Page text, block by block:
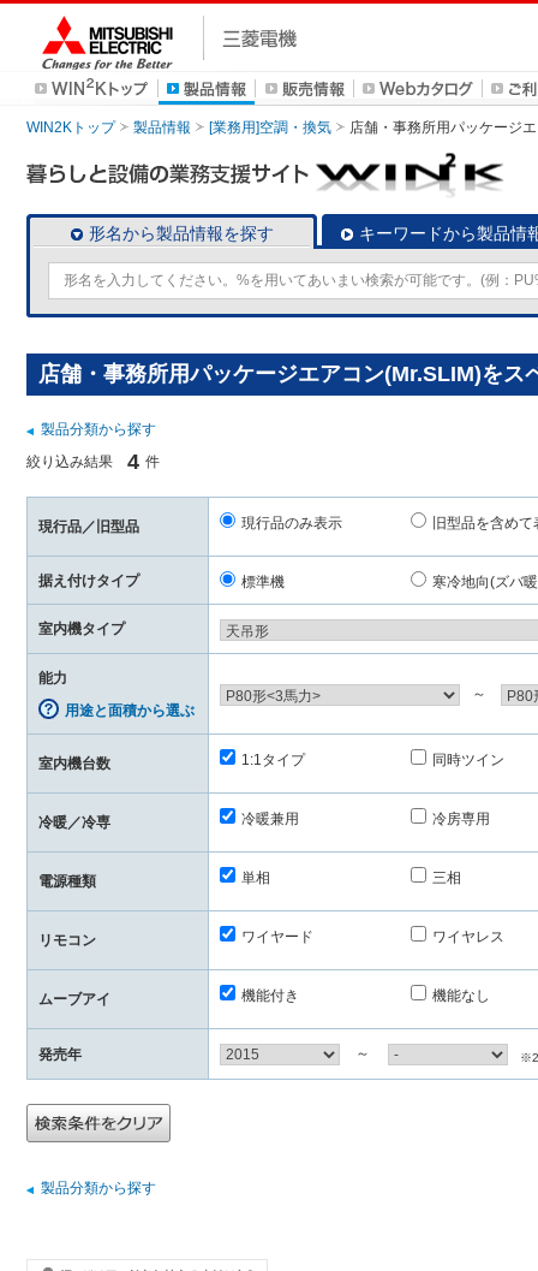
WIN2Kトップ 製品情報 [業務用]空調・換気 店舗・事務所用パッケージ
形名から製品情報を探す キーワードから製品情
店舗・事務所用パッケージエアコン(Mr.SLIM)をス
製品分類から探す
絞り込み結果
4 件
現行品／旧型品 現行品のみ表示 旧型品を含めて
据え付けタイプ 標準機 寒冷地向(ズバ
室内機タイプ
能力
用途と面積から選ぶ
～
室内機台数 1:1タイプ 同時ツイン
冷暖／冷専 冷暖兼用 冷房専用
電源種類 単相 三相
リモコン ワイヤード ワイヤレス
ムーブアイ 機能付き 機能なし
発売年 ～
製品分類から探す